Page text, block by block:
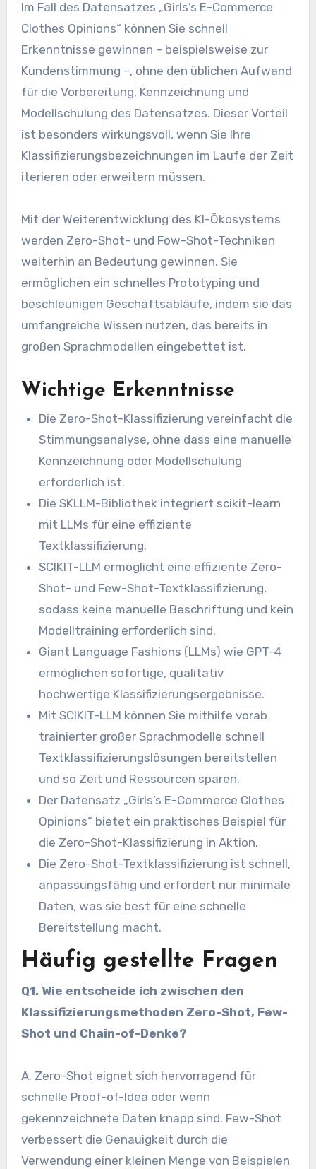
Im Fall des Datensatzes „Girls’s E-Commerce
Clothes Opinions“ können Sie schnell
Erkenntnisse gewinnen – beispielsweise zur
Kundenstimmung –, ohne den üblichen Aufwand
für die Vorbereitung, Kennzeichnung und
Modellschulung des Datensatzes. Dieser Vorteil
ist besonders wirkungsvoll, wenn Sie Ihre
Klassifizierungsbezeichnungen im Laufe der Zeit
iterieren oder erweitern müssen.
Mit der Weiterentwicklung des KI-Ökosystems
werden Zero-Shot- und Fow-Shot-Techniken
weiterhin an Bedeutung gewinnen. Sie
ermöglichen ein schnelles Prototyping und
beschleunigen Geschäftsabläufe, indem sie das
umfangreiche Wissen nutzen, das bereits in
großen Sprachmodellen eingebettet ist.
Wichtige Erkenntnisse
Die Zero-Shot-Klassifizierung vereinfacht die
Stimmungsanalyse, ohne dass eine manuelle
Kennzeichnung oder Modellschulung
erforderlich ist.
Die SKLLM-Bibliothek integriert scikit-learn
mit LLMs für eine effiziente
Textklassifizierung.
SCIKIT-LLM ermöglicht eine effiziente Zero-
Shot- und Few-Shot-Textklassifizierung,
sodass keine manuelle Beschriftung und kein
Modelltraining erforderlich sind.
Giant Language Fashions (LLMs) wie GPT-4
ermöglichen sofortige, qualitativ
hochwertige Klassifizierungsergebnisse.
Mit SCIKIT-LLM können Sie mithilfe vorab
trainierter großer Sprachmodelle schnell
Textklassifizierungslösungen bereitstellen
und so Zeit und Ressourcen sparen.
Der Datensatz „Girls’s E-Commerce Clothes
Opinions“ bietet ein praktisches Beispiel für
die Zero-Shot-Klassifizierung in Aktion.
Die Zero-Shot-Textklassifizierung ist schnell,
anpassungsfähig und erfordert nur minimale
Daten, was sie best für eine schnelle
Bereitstellung macht.
Häufig gestellte Fragen
Q1. Wie entscheide ich zwischen den
Klassifizierungsmethoden Zero-Shot, Few-
Shot und Chain-of-Denke?
A. Zero-Shot eignet sich hervorragend für
schnelle Proof-of-Idea oder wenn
gekennzeichnete Daten knapp sind. Few-Shot
verbessert die Genauigkeit durch die
Verwendung einer kleinen Menge von Beispielen